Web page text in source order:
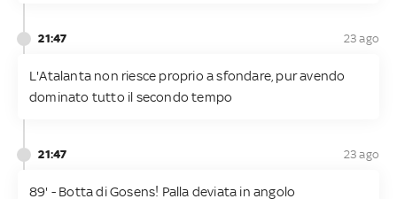
21:47 23 ago
L'Atalanta non riesce proprio a sfondare, pur avendo
dominato tutto il secondo tempo
21:47 23 ago
89' - Botta di Gosens! Palla deviata in angolo